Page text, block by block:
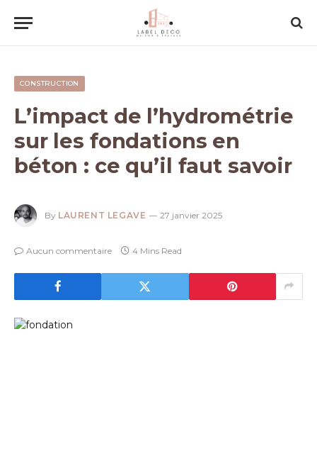
CONSTRUCTION
L’impact de l’hydrométrie
sur les fondations en
béton : ce qu’il faut savoir
By LAURENT LEGAVE 27 janvier 2025
Aucun commentaire 4 Mins Read